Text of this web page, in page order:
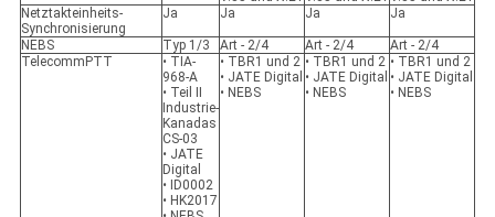
Netztakteinheits-
Synchronisierung
Ja Ja Ja Ja
NEBS Typ 1/3 Art - 2/4 Art - 2/4
Art - 2/4
TelecommPTT
• TIA-
968-A
• Teil II
Industrie-
Kanadas
CS-03
• JATE
Digital
• ID0002
• HK2017
• TBR1 und 2
• JATE Digital
• NEBS
• TBR1 und 2
• JATE Digital
• NEBS
• TBR1 und 2
• JATE Digital
• NEBS